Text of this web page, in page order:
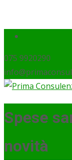
075 9920290
Spese
novità